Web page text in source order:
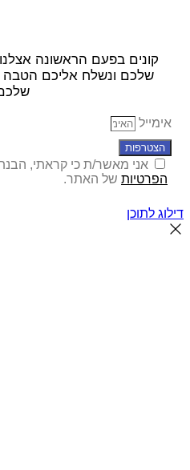
קונים בפעם הראשונה
שלכם ונשלח אליכם הטבה
אימייל
הצטרפות
אני מאשר/ת כי קראתי,
הפרטיות של האתר.
דילוג לתוכן